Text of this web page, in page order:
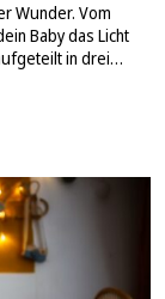
Wunder. Vom
Baby das Licht
in drei